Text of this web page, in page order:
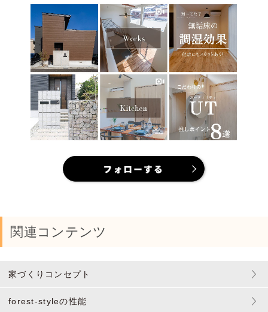
関連コンテンツ
家づくりコンセプト
forest-styleの性能